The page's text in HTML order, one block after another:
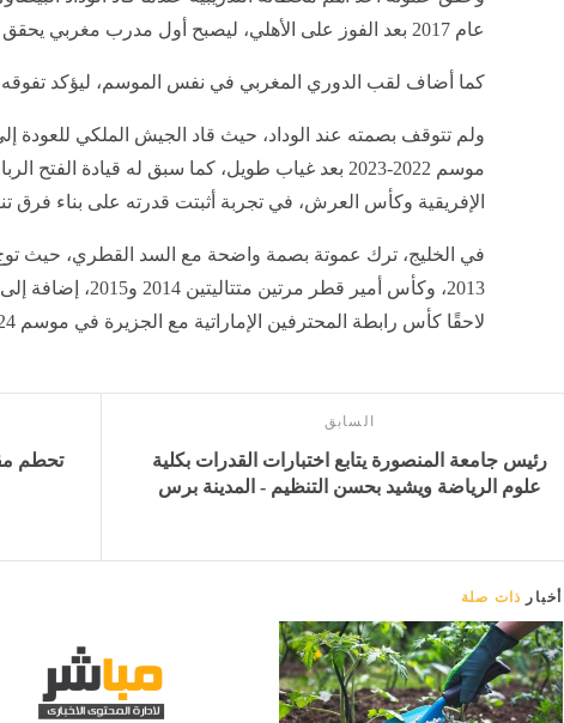
عام 2017 بعد الفوز على الأهلي، ليصبح أول مدرب مغربي يحقق اللقب القاري الأكبر في أفريقيا.
كما أضاف لقب الدوري المغربي في نفس الموسم، ليؤكد تفوقه
ولم تتوقف بصمته عند الوداد، حيث قاد الجيش الملكي للعودة
موسم 2022-2023 بعد غياب طويل، كما سبق له قيادة
الإفريقية وكأس العرش، في تجربة أثبتت قدرته على بناء فرق
2013، وكأس أمير قطر
لاحقًا كأس رابطة المحترفين الإماراتية مع الجزيرة في موسم 2024-2025.
السابق
رئيس جامعة المنصورة يتابع اختبارات القدرات بكلية
علوم الرياضة ويشيد بحسن التنظيم - المدينة برس
أخبار ذات صلة